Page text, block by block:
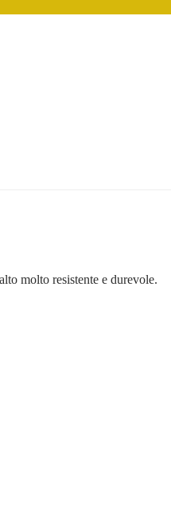
molto resistente e durevole.